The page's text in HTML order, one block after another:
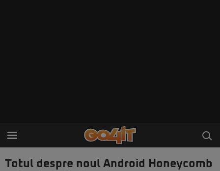
Totul despre noul Android Honeycomb